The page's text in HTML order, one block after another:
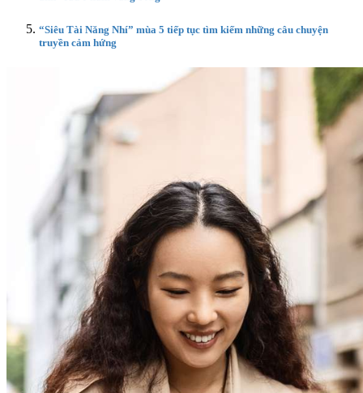
“Siêu Tài Năng Nhí” mùa 5 tiếp tục tìm kiếm những câu chuyện
truyền cảm hứng